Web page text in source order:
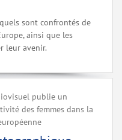
sont confrontés de
ainsi que les
leur avenir.
publie un
des femmes dans la